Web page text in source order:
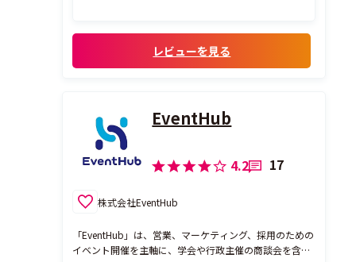
「実践セッション（リハーサル機能）」が
非常に優秀で、視聴者を待たせることなく
レビューを見る
EventHub
4.2 17
株式会社EventHub
「EventHub」は、営業、マーケティング、採用のための
イベント開催を主軸に、学会や行政主催の商談会を含む